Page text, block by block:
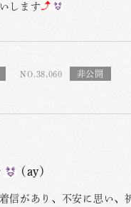
します
NO.38,060
(ay)
信があり、不安に思い、